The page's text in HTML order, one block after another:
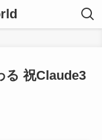
る 祝Claude3